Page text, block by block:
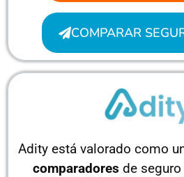
COMPARAR
Adity está valorado como
comparadores de